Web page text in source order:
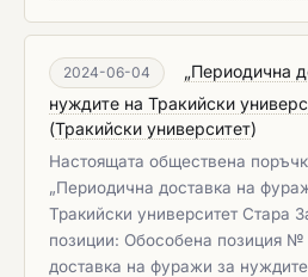
2024-06-04
„Периодична
нуждите на Тракийски
(Тракийски университет)
Настоящата обществена
„Периодична доставка на
Тракийски университет Стара
позиции: Обособена позиция №
доставка на фуражи за